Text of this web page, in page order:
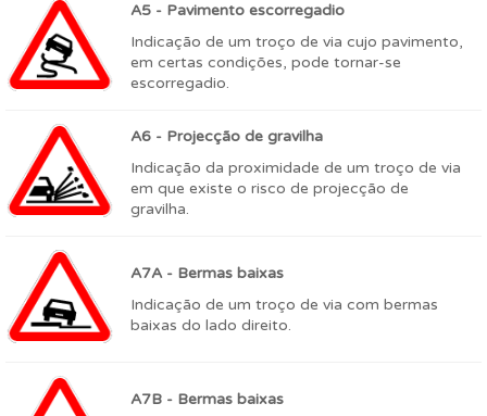
A5 - Pavimento escorregadio
Indicação de um troço de via cujo pavimento,
em certas condições, pode tornar-se
escorregadio.
A6 - Projecção de gravilha
Indicação da proximidade de um troço de via
em que existe o risco de projecção de
gravilha.
A7A - Bermas baixas
Indicação de um troço de via com bermas
baixas do lado direito.
A7B - Bermas baixas